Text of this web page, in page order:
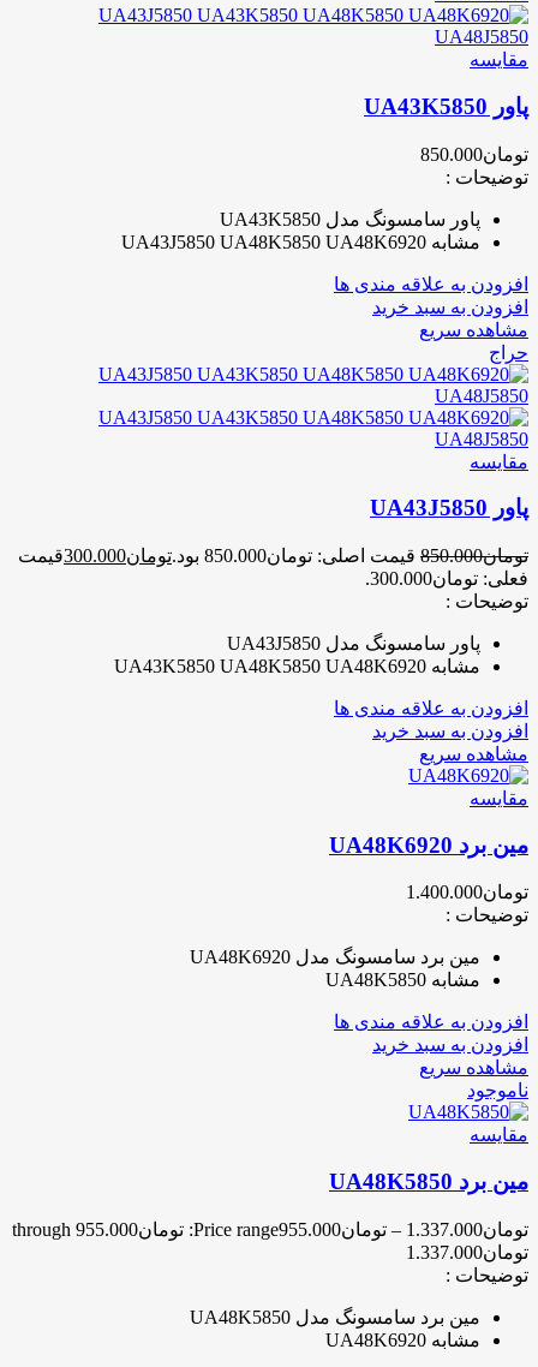
مقایسه
پاور UA43K5850
تومان850.000
توضیحات :
پاور سامسونگ مدل UA43K5850
مشابه UA43J5850 UA48K5850 UA48K6920
افزودن به علاقه مندی ها
افزودن به سبد خرید
مشاهده سریع
حراج
مقایسه
پاور UA43J5850
تومان850.000 قیمت اصلی: تومان850.000 بود. تومان300.000قیمت
فعلی: تومان300.000.
توضیحات :
پاور سامسونگ مدل UA43J5850
مشابه UA43K5850 UA48K5850 UA48K6920
افزودن به علاقه مندی ها
افزودن به سبد خرید
مشاهده سریع
مقایسه
مین برد UA48K6920
تومان1.400.000
توضیحات :
مین برد سامسونگ مدل UA48K6920
مشابه UA48K5850
افزودن به علاقه مندی ها
افزودن به سبد خرید
مشاهده سریع
ناموجود
مقایسه
مین برد UA48K5850
تومان1.337.000
– تومان955.000
Price range: تومان955.000 through
تومان1.337.000
توضیحات :
مین برد سامسونگ مدل UA48K5850
مشابه UA48K6920